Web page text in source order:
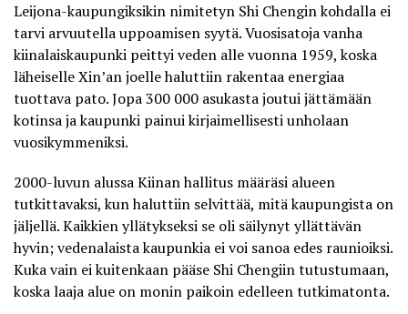
Leijona-kaupungiksikin nimitetyn Shi Chengin kohdalla ei
tarvi arvuutella uppoamisen syytä. Vuosisatoja vanha
kiinalaiskaupunki peittyi veden alle vuonna 1959, koska
läheiselle Xin’an joelle haluttiin rakentaa energiaa
tuottava pato. Jopa 300 000 asukasta joutui jättämään
kotinsa ja kaupunki painui kirjaimellisesti unholaan
vuosikymmeniksi.
2000-luvun alussa Kiinan hallitus määräsi alueen
tutkittavaksi, kun haluttiin selvittää, mitä kaupungista on
jäljellä. Kaikkien yllätykseksi se oli säilynyt yllättävän
hyvin; vedenalaista kaupunkia ei voi sanoa edes raunioiksi.
Kuka vain ei kuitenkaan pääse Shi Chengiintutustumaan,
koska laaja alue on monin paikoin edelleen tutkimatonta.